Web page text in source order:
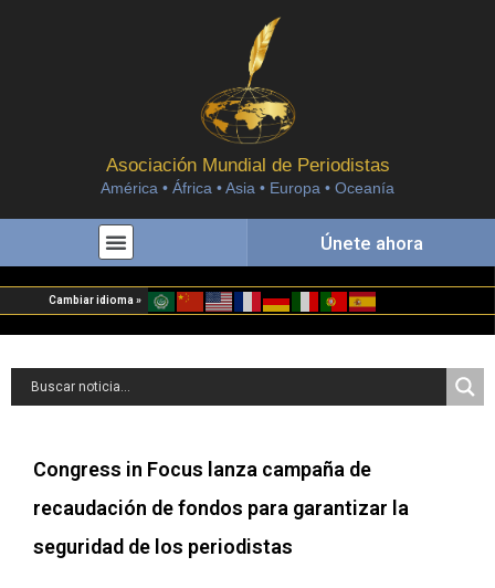
Asociación Mundial de Periodistas
América • África • Asia • Europa • Oceanía
Únete ahora
Cambiar idioma »
Congress in Focus lanza campaña de
recaudación de fondos para garantizar la
seguridad de los periodistas